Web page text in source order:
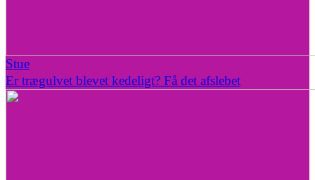
Stue
Er trægulvet blevet kedeligt? Få det afslebet